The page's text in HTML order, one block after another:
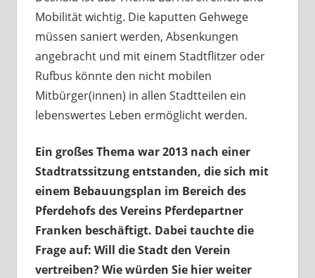
Mobilität wichtig. Die kaputten Gehwege
müssen saniert werden, Absenkungen
angebracht und mit einem Stadtflitzer oder
Rufbus könnte den nicht mobilen
Mitbürger(innen) in allen Stadtteilen ein
lebenswertes Leben ermöglicht werden.
Ein großes Thema war 2013 nach einer
Stadtratssitzung entstanden, die sich mit
einem Bebauungsplan im Bereich des
Pferdehofs des Vereins Pferdepartner
Franken beschäftigt. Dabei tauchte die
Frage auf: Will die Stadt den Verein
vertreiben? Wie würden Sie hier weiter